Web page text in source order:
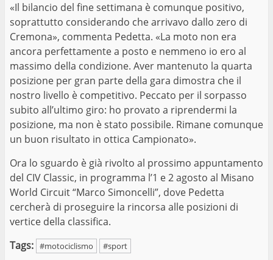
«Il bilancio del fine settimana è comunque positivo,
soprattutto considerando che arrivavo dallo zero di
Cremona», commenta Pedetta. «La moto non era
ancora perfettamente a posto e nemmeno io ero al
massimo della condizione. Aver mantenuto la quarta
posizione per gran parte della gara dimostra che il
nostro livello è competitivo. Peccato per il sorpasso
subito all’ultimo giro: ho provato a riprendermi la
posizione, ma non è stato possibile. Rimane comunque
un buon risultato in ottica Campionato».
Ora lo sguardo è già rivolto al prossimo appuntamento
del CIV Classic, in programma l’1 e 2 agosto al Misano
World Circuit “Marco Simoncelli”, dove Pedetta
cercherà di proseguire la rincorsa alle posizioni di
vertice della classifica.
Tags: #motociclismo #sport